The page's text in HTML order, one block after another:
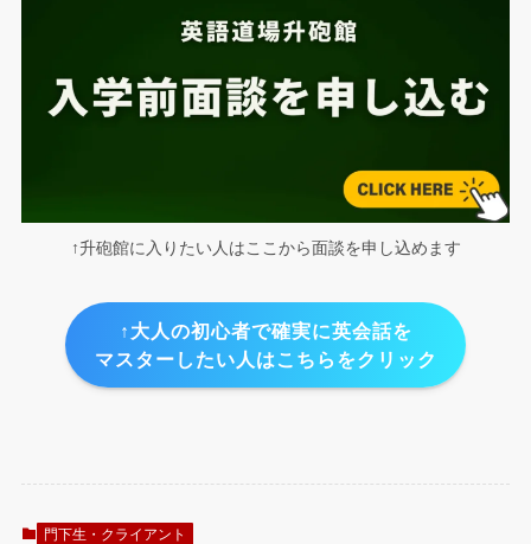
↑升砲館に入りたい人はここから面談を申し込めます
↑大人の初心者で確実に英会話を
マスターしたい人はこちらをクリック
門下生・クライアント